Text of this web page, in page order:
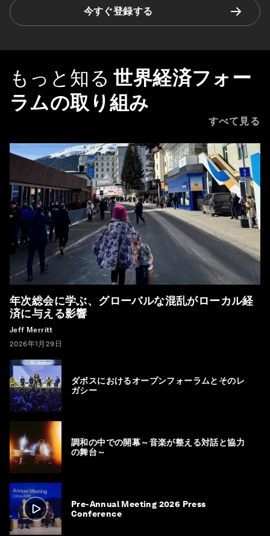
今すぐ登録する
もっと知る 世界経済フォー
ラムの取り組み
すべて見る
年次総会に学ぶ、グローバルな混乱がローカル経
済に与える影響
Jeff Merritt
2026年1月29日
ダボスにおけるオープンフォーラムとそのレ
ガシー
調和の中での開幕～音楽が整える対話と協力
の舞台～
Pre-Annual Meeting 2026 Press
Conference